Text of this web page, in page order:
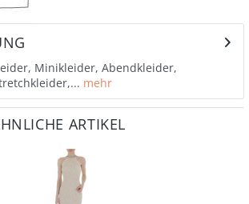
Minikleider, Abendkleider,
mehr
ARTIKEL